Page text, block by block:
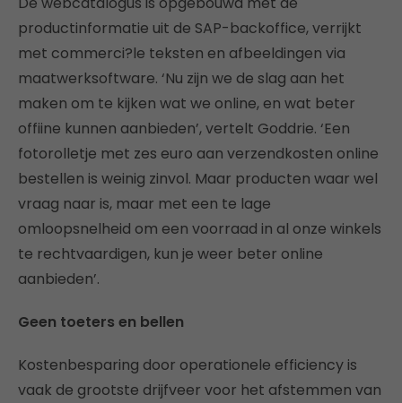
productinformatie uit de SAP-backoffice, verrijkt
met commerci?le teksten en afbeeldingen via
maatwerksoftware. ‘Nu zijn we de slag aan het
maken om te kijken wat we online, en wat beter
offiine kunnen aanbieden’, vertelt Goddrie. ‘Een
fotorolletje met zes euro aan verzendkosten online
bestellen is weinig zinvol. Maar producten waar wel
vraag naar is, maar met een te lage
omloopsnelheid om een voorraad in al onze winkels
te rechtvaardigen, kun je weer beter online
aanbieden’.
Geen toeters en bellen
Kostenbesparing door operationele efficiency is
vaak de grootste drijfveer voor het afstemmen van